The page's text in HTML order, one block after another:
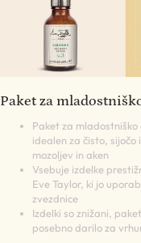
Paket za
Paket za mladostniško
idealen za čisto, sijočo
mozoljev in aken
Vsebuje izdelke
Eve Taylor, ki jo
zvezdnice
Izdelki so znižani,
posebno darilo za